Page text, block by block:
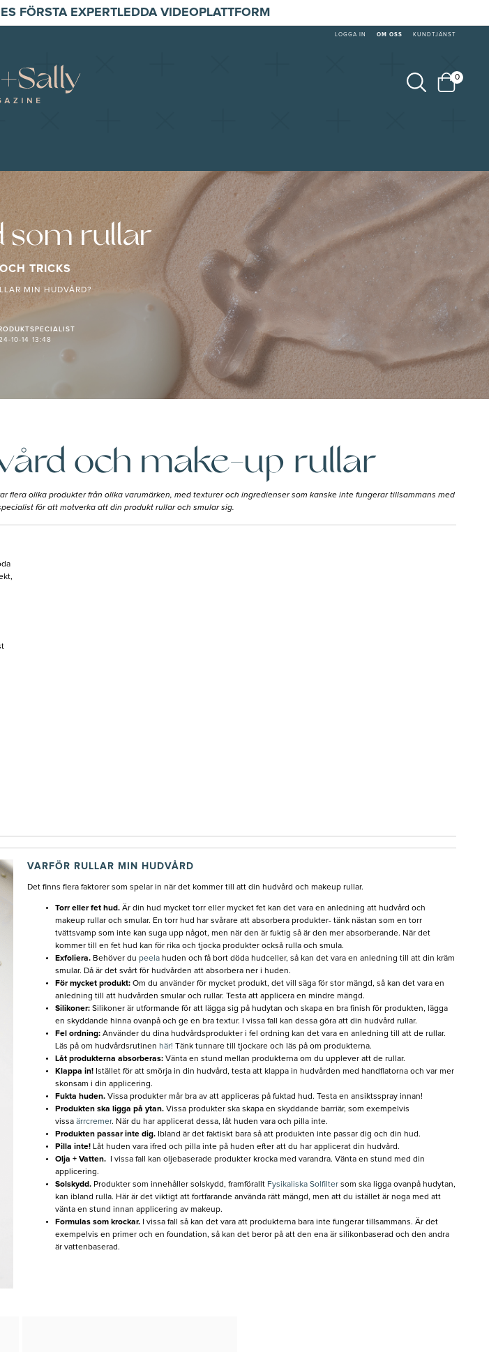
FÖRSTA EXPERTLEDDA VIDEOPLATTFORM
LOGGA IN OM OSS KUNDTJÄNST
0
som rullar
TRICKS
MIN HUDVÅRD?
10-14 13:48
och make-up rullar
olika produkter från olika varumärken, med texturer och ingredienser som kanske inte fungerar tillsammans med
för att motverka att din produkt rullar och smular sig.
VARFÖR RULLAR MIN HUDVÅRD
Det finns flera faktorer som spelar in när det kommer till att din hudvård och makeup rullar.
Torr eller fet hud. Är din hud mycket torr eller mycket fet kan det vara en anledning att hudvård och
makeup rullar och smular. En torr hud har svårare att absorbera produkter- tänk nästan som en torr
tvättsvamp som inte kan suga upp något, men när den är fuktig så är den mer absorberande. När det
kommer till en fet hud kan för rika och tjocka produkter också rulla och smula.
Exfoliera. Behöver du peela huden och få bort döda hudceller, så kan det vara en anledning till att din kräm
smular. Då är det svårt för hudvården att absorbera ner i huden.
För mycket produkt: Om du använder för mycket produkt, det vill säga för stor mängd, så kan det vara en
anledning till att hudvården smular och rullar. Testa att applicera en mindre mängd.
Silikoner: Silikoner är utformande för att lägga sig på hudytan och skapa en bra finish för produkten, lägga
en skyddande hinna ovanpå och ge en bra textur. I vissa fall kan dessa göra att din hudvård rullar.
Fel ordning: Använder du dina hudvårdsprodukter i fel ordning kan det vara en anledning till att de rullar.
Läs på om hudvårdsrutinen här! Tänk tunnare till tjockare och läs på om produkterna.
Låt produkterna absorberas: Vänta en stund mellan produkterna om du upplever att de rullar.
Klappa in! Istället för att smörja in din hudvård, testa att klappa in hudvården med handflatorna och var mer
skonsam i din applicering.
Fukta huden. Vissa produkter mår bra av att appliceras på fuktad hud. Testa en ansiktsspray innan!
Produkten ska ligga på ytan. Vissa produkter ska skapa en skyddande barriär, som exempelvis
vissa ärrcremer. När du har applicerat dessa, låt huden vara och pilla inte.
Produkten passar inte dig. Ibland är det faktiskt bara så att produkten inte passar dig och din hud.
Pilla inte! Låt huden vara ifred och pilla inte på huden efter att du har applicerat din hudvård.
Olja + Vatten.
I vissa fall kan oljebaserade produkter krocka med varandra. Vänta en stund med din
applicering.
Solskydd. Produkter som innehåller solskydd, framförallt Fysikaliska Solfilter som ska ligga ovanpå hudytan,
kan ibland rulla. Här är det viktigt att fortfarande använda rätt mängd, men att du istället är noga med att
vänta en stund innan applicering av makeup.
Formulas som krockar.
I vissa fall så kan det vara att produkterna bara inte fungerar tillsammans. Är det
exempelvis en primer och en foundation, så kan det beror på att den ena är silikonbaserad och den andra
är vattenbaserad.